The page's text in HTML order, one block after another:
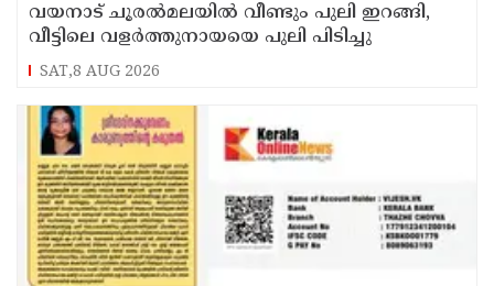
വയനാട് ചൂരൽമലയിൽ വീണ്ടും പുലി ഇറങ്ങി,
വീട്ടിലെ വളർത്തുനായയെ പുലി പിടിച്ചു
SAT,8 AUG 2026